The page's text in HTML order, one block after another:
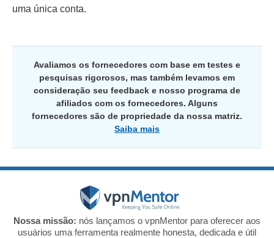
uma única conta.
Avaliamos os fornecedores com base em testes e
pesquisas rigorosos, mas também levamos em
consideração seu feedback e nosso programa de
afiliados com os fornecedores. Alguns
fornecedores são de propriedade da nossa matriz.
Saiba mais
Nossa missão: nós lançamos o vpnMentor para oferecer aos
usuários uma ferramenta realmente honesta, dedicada e útil